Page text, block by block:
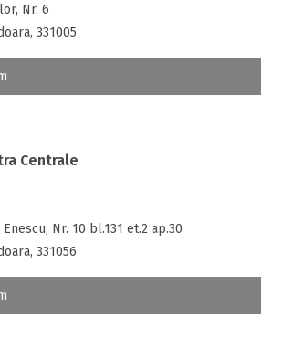
Nr. 6
331005
Centrale
Nr. 10 bl.131 et.2 ap.30
331056